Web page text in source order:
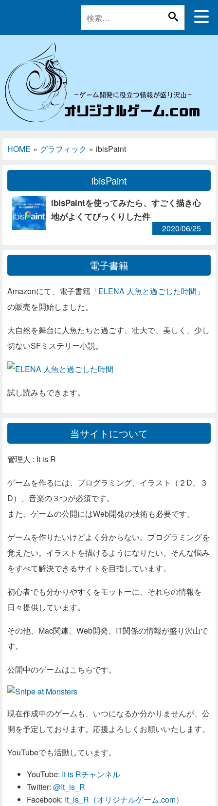
HOME » グラフィック » ibisPaint
ibisPaint
ibisPaintを使ってみたら、すごく描き心
地がよくてびっくりした件
2020/06/25
電子書籍
Amazonにて、電子書籍「ELENA 人魚と過ごした時間 」
の販売を開始しました。
大自然を舞台に人魚たちと過ごす、壮大で、美しく、少し
切ないSFミステリー小説。
試し読みもできます。
当サイトについて
管理人 : It is R
ゲームを作るには、プログラミング、イラスト（２D、３
D）、音楽の３つが必須です。
また、ゲームの公開にはWeb開発の技術も必要です。
ゲームを作りたいけどよく分からない。プログラミングを
覚えたい。イラストを描けるようになりたい。そんな悩み
をすべて解決できるサイトを目指しています。
初心者でも分かりやすくをモットーに、それらの情報を
日々提供しています。
その他、Mac関連、Web開発、IT関係の情報が盛り沢山で
す。
公開中のゲームはこちらです。
現在作成中のゲームも、いつになるか分かりませんが、公
開を予定しております。応援よろしくお願いいたします。
YouTubeでも活動しています。
YouTube: It is Rチャンネル
Twitter: @It_is_R
Facebook: It_is_R（オリジナルゲーム.com）